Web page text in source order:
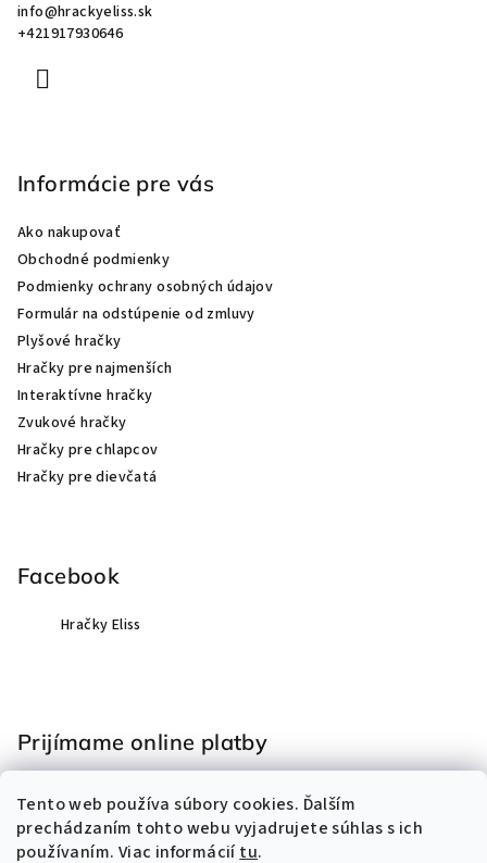
Tento web používa súbory cookies. Ďalším
prechádzaním tohto webu vyjadrujete súhlas s ich
používaním. Viac informáciítu.
info@hrackyeliss.sk
+421917930646
Informácie pre vás
Ako nakupovať
Obchodné podmienky
Podmienky ochrany osobných údajov
Formulár na odstúpenie od zmluvy
Plyšové hračky
Hračky pre najmenších
Interaktívne hračky
Zvukové hračky
Hračky pre chlapcov
Hračky pre dievčatá
Facebook
Hračky Eliss
Prijímame online platby